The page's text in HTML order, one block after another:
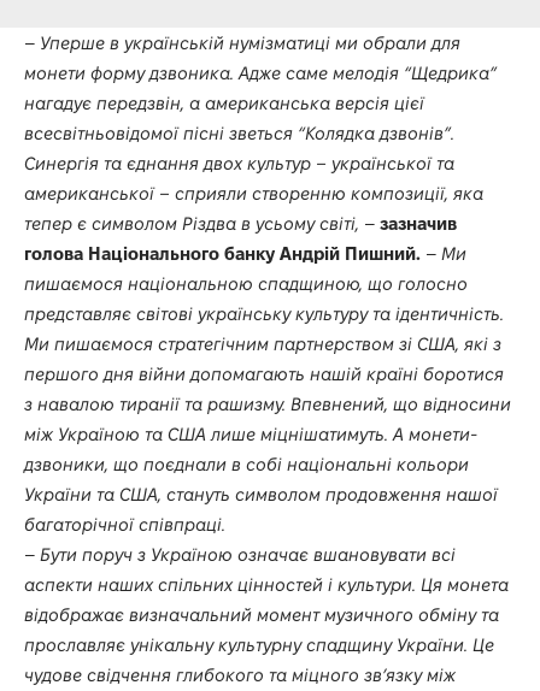
– Уперше в українській нумізматиці ми обрали для
монети форму дзвоника. Адже саме мелодія “Щедрика”
нагадує передзвін, а американська версія цієї
всесвітньовідомої пісні зветься “Колядка дзвонів”.
Синергія та єднання двох культур – української та
американської – сприяли створенню композиції, яка
тепер є символом Різдва в усьому світі, – зазначив
голова Національного банку Андрій Пишний. – Ми
пишаємося національною спадщиною, що голосно
представляє світові українську культуру та ідентичність.
Ми пишаємося стратегічним партнерством зі США, які з
першого дня війни допомагають нашій країні боротися
з навалою тиранії та рашизму. Впевнений, що відносини
між Україною та США лише міцнішатимуть. А монети-
дзвоники, що поєднали в собі національні кольори
України та США, стануть символом продовження нашої
багаторічної співпраці.
– Бути поруч з Україною означає вшановувати всі
аспекти наших спільних цінностей і культури. Ця монета
відображає визначальний момент музичного обміну та
прославляє унікальну культурну спадщину України. Це
чудове свідчення глибокого та міцного зв’язку між